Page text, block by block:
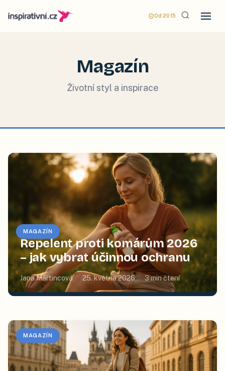
Od 2015
Magazín
Životní styl a inspirace
MAGAZÍN
Repelent proti komárům 2026
– jak vybrat účinnou ochranu
Jana Martincová 25. května 2026 3min čtení
MAGAZÍN